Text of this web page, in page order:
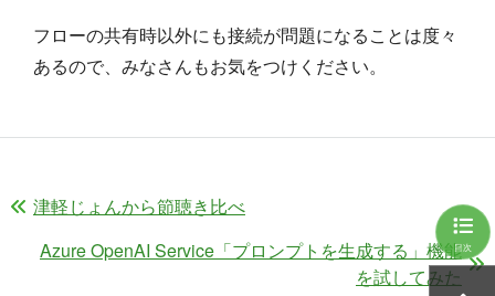
フローの共有時以外にも接続が問題になることは度々
あるので、みなさんもお気をつけください。
津軽じょんから節聴き比べ
Azure OpenAI Service「プロンプトを生成する」機能
を試してみた
目次